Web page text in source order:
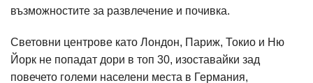
възможностите за развлечение и почивка.
Световни центрове като Лондон, Париж, Токио и Ню
Йорк не попадат дори в топ 30, изоставайки зад
повечето големи населени места в Германия,